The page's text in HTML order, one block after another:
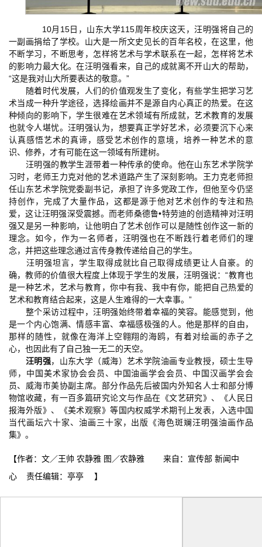
10月15日，山东大学115周年校庆这天，汪明强将自己的
一副画捐给了学校。山大是一所文史见长的百年名校，在这里，他
不断学习，不断思考，怎样将艺术与学术联系在一起，怎样将艺术
的影响力最大化。在汪明强看来，自己的成就离不开山大的帮助，
“这是我对山大所要表达的敬意。”
随着时代发展，人们的价值观发生了变化，有些学生把学习艺
术当成一种升学途径，选择绘画并不是源自内心真正的热爱。在这
种倾向的影响下，学生很难在艺术领域有所成就，艺术教育的发展
也就令人堪忧。汪明强认为，想要真正学好艺术，必须要沉下心来
认真感悟艺术的真谛，感受艺术创作的意境，培养一种艺术的意
识、修养，才有可能在这一领域有所建树。
汪明强的教学生涯带着一种传承的使命。他在山东艺术学院学
习时，老师王力克对他的艺术道路产生了深刻影响。王力克老师担
任山东艺术学院党委副书记，承担了许多党政工作，但他至今仍坚
持创作，完成了大量作品，这都是源于他对艺术创作的专注和热
爱，这让汪明强深受震撼。而老师桑德鲁•特劳迪的创造精神对汪明
强又是另一种影响，让他明白了艺术创作可以是随性创作这一新的
理念。如今，作为一名师者，汪明强也在不断践行着老师们的理
念，并把这些理念通过言传身教传递给自己的学生。
汪明强坦言，学生取得成就比自己取得成绩更让人自豪。的
确，教师的价值很大程度上体现于学生的发展，汪明强说：“教育也
是一种艺术，艺术与教育，你中有我、我中有你，能把自己热爱的
艺术和教育结合起来，这是人生难得的一大幸事。”
整个采访过程中，汪明强始终带着幸福的笑容。能感觉到，他
是一个内心饱满、情感丰富、幸福感极强的人。他是那样的自由，
那样的随性，就像在海洋上空翱翔的海鸥，有着对绘画的赤子之
心，也因此有了自己独一无二的天空。
汪明强，山东大学（威海）艺术学院油画专业教授，硕士生导
师，中国美术家协会会员、中国油画学会会员、中国汉画学会会
员、威海市美协副主席。部分作品先后被国内外知名人士和部分博
物馆收藏，有一百多篇研究论文与作品在《文艺研究》、《人民日
报海外版》、《美术观察》等国内权威学术期刊上发表，入选中国
当代画坛六十家、油画三十家，出版《海色斑斓汪明强油画作品
集》。
【作者：文／王帅 农静雅 图／农静雅 来自：宣传部 新闻中
心 责任编辑：亭亭 】